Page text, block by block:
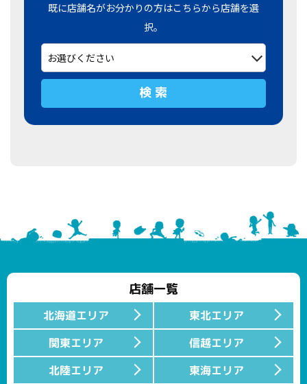
既に店舗名がお分かりの方はこちらから店舗を選
択。
検 索
店舗一覧
北海道エリア
東北エリア
関東エリア
信越エリア
北陸エリア
東海エリア